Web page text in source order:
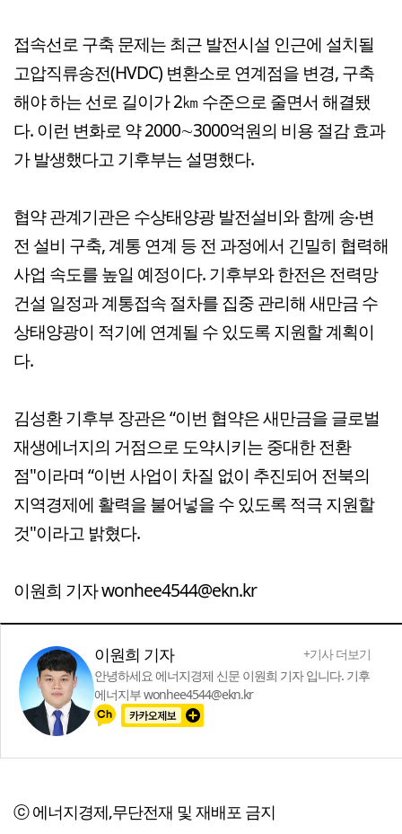
접속선로 구축 문제는 최근 발전시설 인근에 설치될
고압직류송전(HVDC) 변환소로 연계점을 변경, 구축
해야 하는 선로 길이가 2㎞ 수준으로 줄면서 해결됐
다. 이런 변화로 약 2000∼3000억원의 비용 절감 효과
가 발생했다고 기후부는 설명했다.
협약 관계기관은 수상태양광 발전설비와 함께 송‧변
전 설비 구축, 계통 연계 등 전 과정에서 긴밀히 협력해
사업 속도를 높일 예정이다. 기후부와 한전은 전력망
건설 일정과 계통접속 절차를 집중 관리해 새만금 수
상태양광이 적기에 연계될 수 있도록 지원할 계획이
다.
김성환 기후부 장관은 “이번 협약은 새만금을 글로벌
재생에너지의 거점으로 도약시키는 중대한 전환
점"이라며 “이번 사업이 차질 없이 추진되어 전북의
지역경제에 활력을 불어넣을 수 있도록 적극 지원할
것"이라고 밝혔다.
이원희 기자 wonhee4544@ekn.kr
이원희 기자
+기사 더보기
안녕하세요 에너지경제 신문 이원희 기자 입니다. 기후
에너지부 wonhee4544@ekn.kr
ⓒ 에너지경제,무단전재 및 재배포 금지